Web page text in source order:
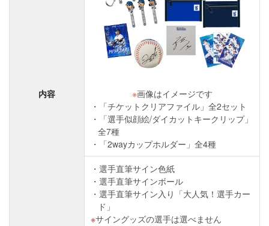
内容 ※画像はイメージです
「チケットクリアファイル」全2セット
「選手似顔絵/ダイカットキークリップ」
全7種
「2wayカップホルダー」全4種
選手直筆サイン色紙
選手直筆サインボール
選手直筆サイン入り「大人気！選手カー
ド」
サイングッズの選手は選べません